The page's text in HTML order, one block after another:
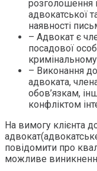
розголошення
адвокатської
наявності
– Адвокат є
посадової
– Виконання
адвоката,
обов’язкам,
конфліктом
На вимогу клієнта
повідомити про
можливе